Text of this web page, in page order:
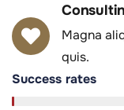
Magna
quis.
Success rates